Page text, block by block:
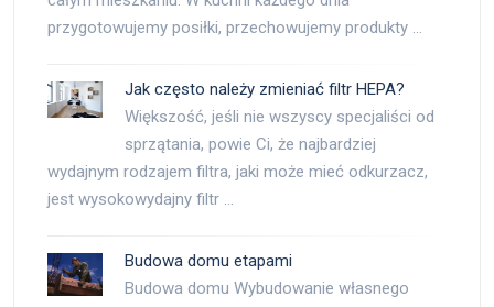
przygotowujemy posiłki, przechowujemy produkty …
Jak często należy zmieniać filtr HEPA?
Większość, jeśli nie wszyscy specjaliści od
sprzątania, powie Ci, że najbardziej
wydajnym rodzajem filtra, jaki może mieć odkurzacz,
jest wysokowydajny filtr …
Budowa domu etapami
Budowa domu Wybudowanie własnego